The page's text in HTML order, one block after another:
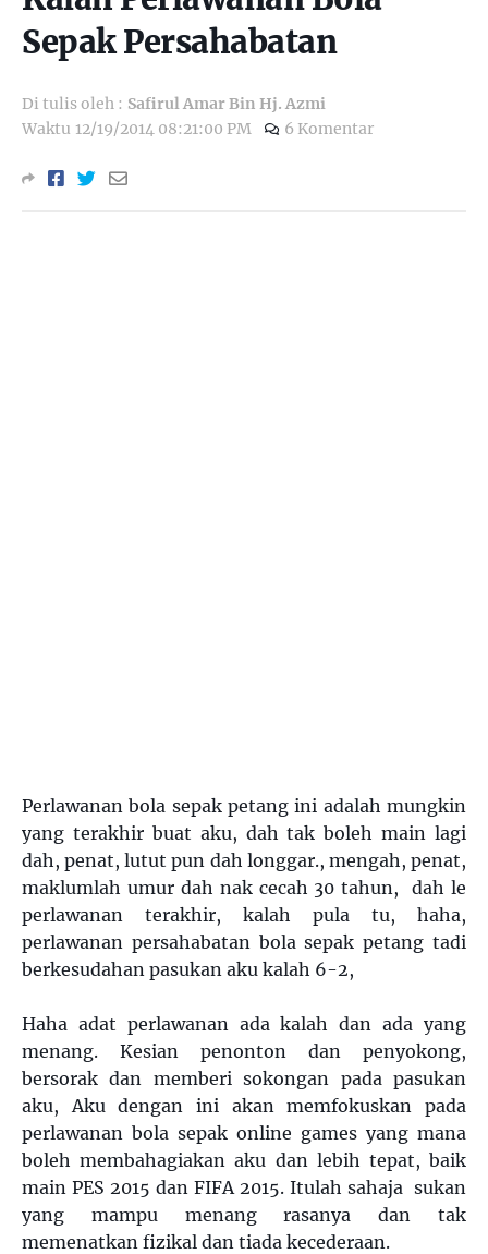
Sepak Persahabatan
Di tulis oleh : Safirul Amar Bin Hj. Azmi
Waktu 12/19/2014 08:21:00 PM 6 Komentar
Perlawanan bola sepak petang ini adalah mungkin
yang terakhir buat aku, dah tak boleh main lagi
dah, penat, lutut pun dah longgar., mengah, penat,
maklumlah umur dah nak cecah 30 tahun, dah le
perlawanan terakhir, kalah pula tu, haha,
perlawanan persahabatan bola sepak petang tadi
berkesudahan pasukan aku kalah 6-2,
Haha adat perlawanan ada kalah dan ada yang
menang. Kesian penonton dan penyokong,
bersorak dan memberi sokongan pada pasukan
aku, Aku dengan ini akan memfokuskan pada
perlawanan bola sepak online games yang mana
boleh membahagiakan aku dan lebih tepat, baik
main PES 2015 dan FIFA 2015. Itulah sahaja sukan
yang mampu menang rasanya dan tak
memenatkan fizikal dan tiada kecederaan.